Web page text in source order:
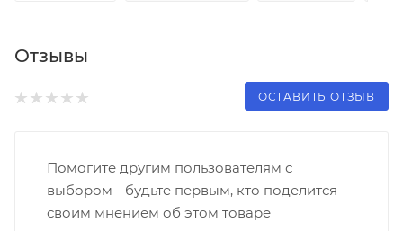
Отзывы
ОСТАВИТЬ ОТЗЫВ
Помогите другим пользователям с
выбором - будьте первым, кто поделится
своим мнением об этом товаре